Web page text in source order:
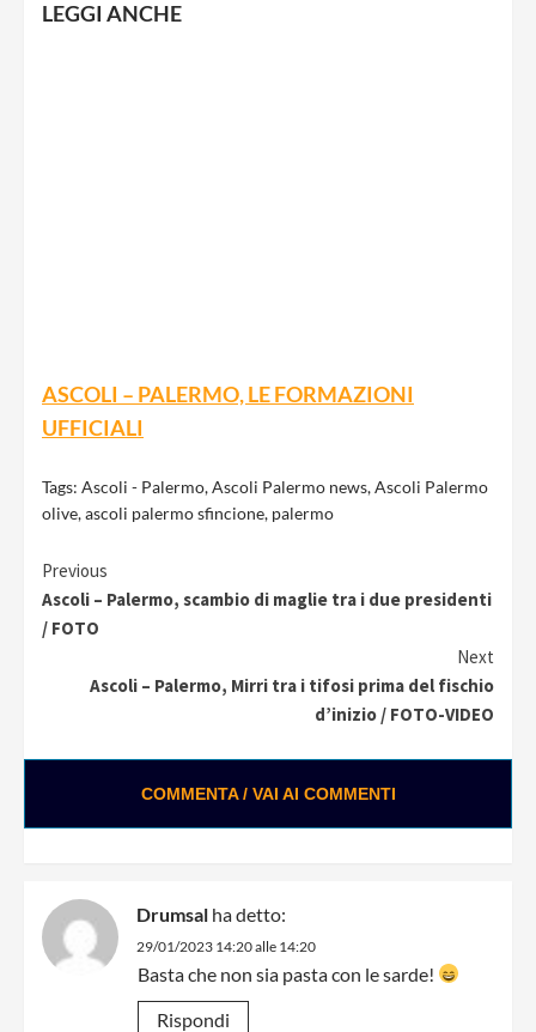
LEGGI ANCHE
ASCOLI – PALERMO, LE FORMAZIONI
UFFICIALI
Tags: Ascoli - Palermo,Ascoli Palermo news,Ascoli Palermo
olive,ascoli palermo sfincione, palermo
Continue
Reading
Previous
Ascoli – Palermo, scambio di maglie tra i due presidenti
/ FOTO
Next
Ascoli – Palermo, Mirri tra i tifosi prima del fischio
d’inizio / FOTO-VIDEO
COMMENTA / VAI AI COMMENTI
Drumsal ha detto:
29/01/2023 14:20 alle 14:20
Basta che non sia pasta con le sarde!
Rispondi